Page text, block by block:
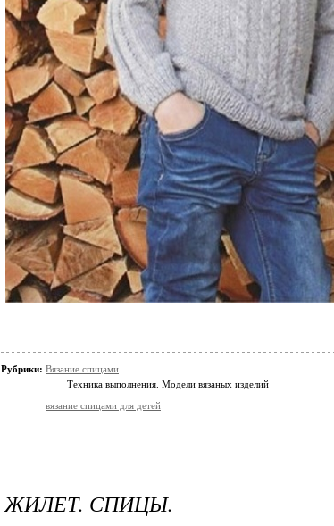
Рубрики: Вязание спицами
Техника выполнения. Модели вязаных изделий
вязание спицами для детей
ЖИЛЕТ. СПИЦЫ.